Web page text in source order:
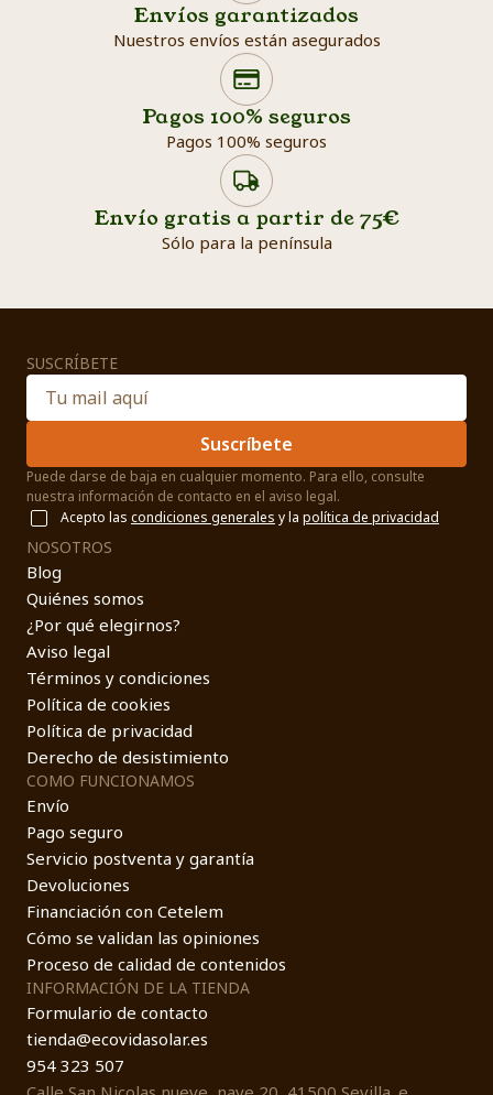
Envíos garantizados
Nuestros envíos están asegurados
Pagos 100% seguros
Pagos 100% seguros
Envío gratis a partir de 75€
Sólo para la península
Search products
SUSCRÍBETE
Suscríbete
Puede darse de baja en cualquier momento. Para ello, consulte
nuestra información de contacto en el aviso legal.
Acepto las condiciones generales y la política de privacidad
NOSOTROS
Blog
Quiénes somos
¿Por qué elegirnos?
Aviso legal
Términos y condiciones
Política de cookies
Política de privacidad
Derecho de desistimiento
COMO FUNCIONAMOS
Envío
Pago seguro
Servicio postventa y garantía
Devoluciones
Financiación con Cetelem
Cómo se validan las opiniones
Proceso de calidad de contenidos
INFORMACIÓN DE LA TIENDA
Formulario de contacto
tienda@ecovidasolar.es
954 323 507